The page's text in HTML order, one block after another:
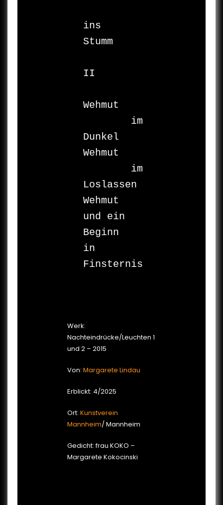
ins
Stumm
II
Wehmut
Dunkel
Wehmut
Loslassen
Wehmut
und ein
Beginn
in
Finsternis
Werk:
Nachteindrücke/Leuchten 1
und 2 – 2015
Von: Margarete Lindau
Erblickt: 4/2025
Ort: Kunstverein
Mannheim/ Mannheim
Gedicht: frau KOKO –
Margarete Kokocinski